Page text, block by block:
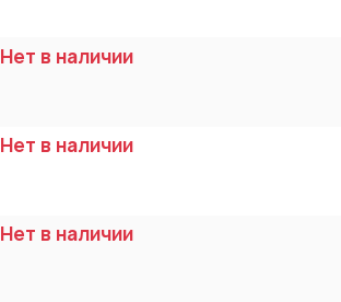
Нет в наличии
Нет в наличии
Нет в наличии